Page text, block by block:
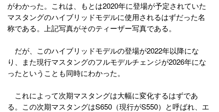
がわかった。これは、もとは2020年に登場が予定されていた
マスタングのハイブリッドモデルに使用されるはずだった名
称である。上記写真がそのティーザー写真である。
だが、このハイブリッドモデルの登場が2022年以降にな
り、また現行マスタングのフルモデルチェンジが2026年にな
ったということも同時にわかった。
これによって次期マスタングは大幅に変化するはずであ
る。この次期マスタングはS650（現行がS550）と呼ばれ、エ